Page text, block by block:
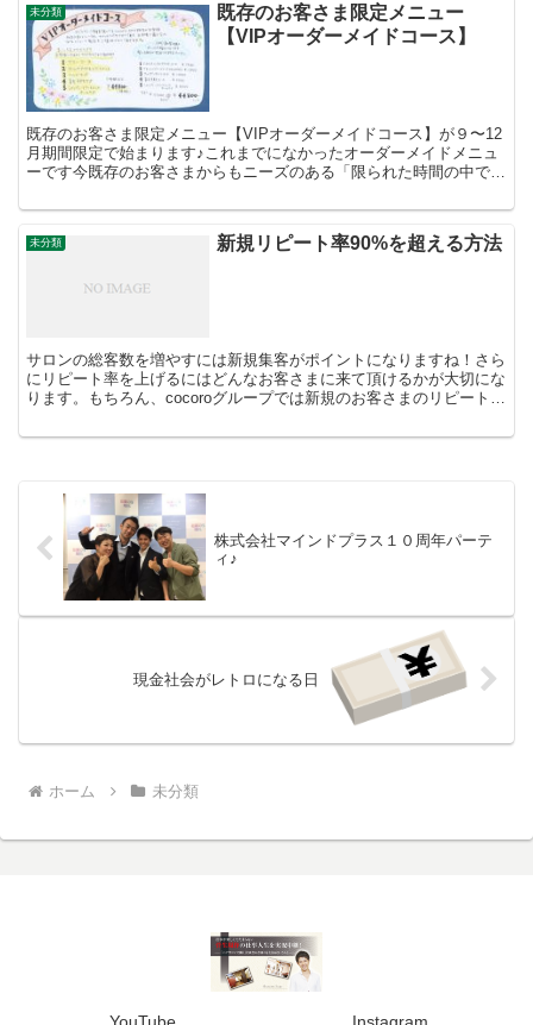
未分類
既存のお客さま限定メニュー
【VIPオーダーメイドコース】
既存のお客さま限定メニュー【VIPオーダーメイドコース】が９〜12
月期間限定で始まります♪これまでになかったオーダーメイドメニュ
ーです今既存のお客さまからもニーズのある「限られた時間の中で、
未分類 新規リピート率90%を超える方法
サロンの総客数を増やすには新規集客がポイントになりますね！さら
にリピート率を上げるにはどんなお客さまに来て頂けるかが大切にな
ります。もちろん、cocoroグループでは新規のお客さまのリピート率
株式会社マインドプラス１０周年パーテ
ィ♪
現金社会がレトロになる日
ホーム 未分類